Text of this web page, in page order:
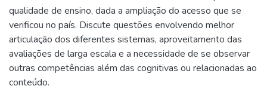
qualidade de ensino, dada a ampliação do acesso que se
verificou no país. Discute questões envolvendo melhor
articulação dos diferentes sistemas, aproveitamento das
avaliações de larga escala e a necessidade de se observar
outras competências além das cognitivas ou relacionadas ao
conteúdo.